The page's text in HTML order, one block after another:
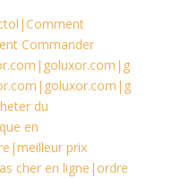
Commander
du
en
prix
cher en ligne|ordre